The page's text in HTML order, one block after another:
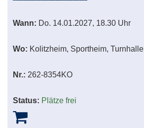
Wann: Do. 14.01.2027, 18.30 Uhr
Wo: Kolitzheim, Sportheim, Turnhalle
Nr.: 262-8354KO
Status: Plätze frei